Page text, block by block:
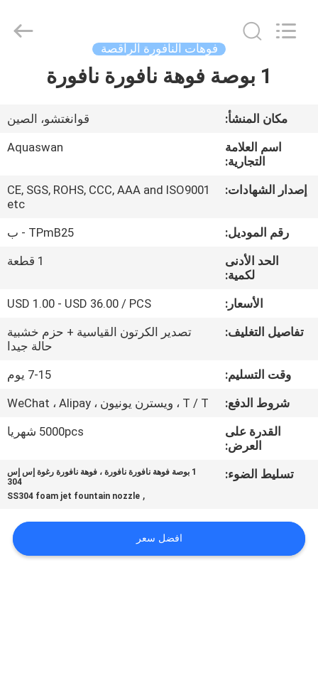
الصفحة
منتجات
معلومات
جولة
المعمل
الجودة
اتصل
اقتباس
NEWS
فوهات النافورة الراقصة
1 بوصة فوهة نافورة نافورة
مكان المنشأ:
قوانغتشو، الصين
اسم العلامة
التجارية:
Aquaswan
إصدار الشهادات:
CE, SGS, ROHS, CCC, AAA and ISO9001
etc
رقم الموديل:
TPmB25 - ب
الحد الأدنى
لكمية:
1 قطعة
الأسعار:
USD 1.00 - USD 36.00 / PCS
تفاصيل التغليف:
تصدير الكرتون القياسية + حزم خشبية
حالة جيدا
وقت التسليم:
7-15 يوم
شروط الدفع:
T / T ، ويسترن يونيون ، WeChat ، Alipay
القدرة على
العرض:
5000pcs شهريا
تسليط الضوء:
1 بوصة فوهة نافورة نافورة ، فوهة نافورة رغوة إس إس
304
,
SS304 foam jet fountain nozzle
افضل سعر